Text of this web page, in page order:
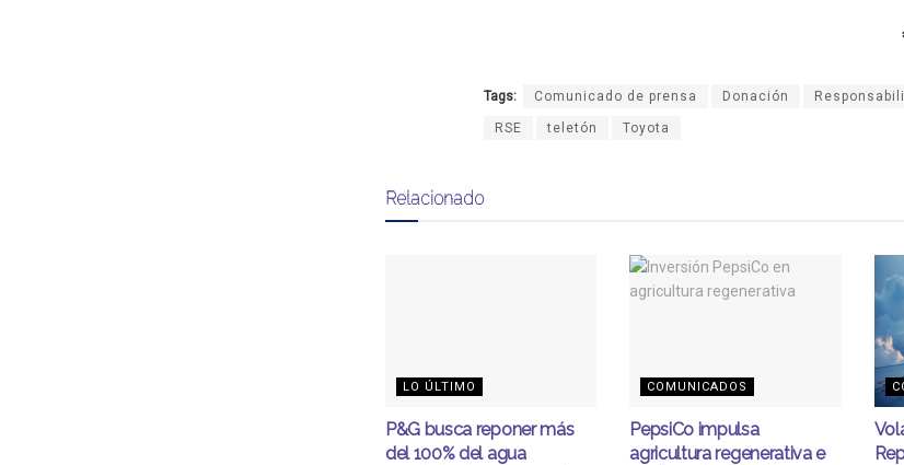
Tags: Comunicado de prensa Donación
RSE teletón Toyota
Relacionado
LO ÚLTIMO
P&G busca reponer más
del 100% del agua
COMUNICADOS
PepsiCo impulsa
agricultura regenerativa e